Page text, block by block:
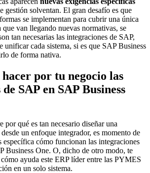
gestión solventan. El gran desafío es que
se implementan para cubrir una única
que van llegando nuevas normativas, se
tan necesarias las integraciones de SAP,
unificar cada sistema, si es que SAP Business
de forma nativa.
hacer por tu negocio las
SAP en SAP Business
por qué es tan necesario diseñar una
un enfoque integrador, es momento de
específica cómo funcionan las integraciones
Business One. O, dicho de otro modo, te
ayuda este ERP líder entre las PYMES
en un solo sistema.